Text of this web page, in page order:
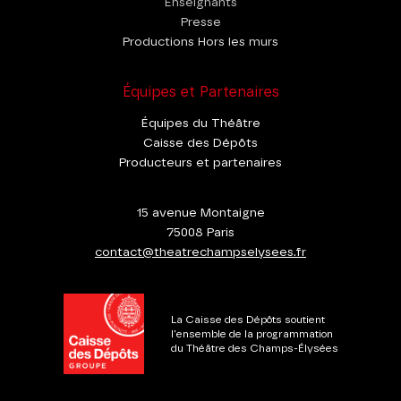
Enseignants
Presse
Productions Hors les murs
Équipes et Partenaires
Équipes du Théâtre
Caisse des Dépôts
Producteurs et partenaires
15 avenue Montaigne
75008 Paris
contact@theatrechampselysees.fr
La Caisse des Dépôts soutient
l'ensemble de la programmation
du Théâtre des Champs-Élysées